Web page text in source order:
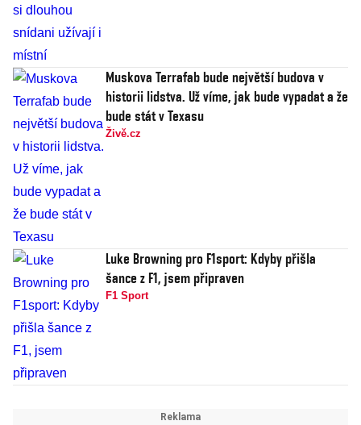
Muskova Terrafab bude největší budova v
historii lidstva. Už víme, jak bude vypadat a že
bude stát v Texasu
Živě.cz
Luke Browning pro F1sport: Kdyby přišla
šance z F1, jsem připraven
F1 Sport